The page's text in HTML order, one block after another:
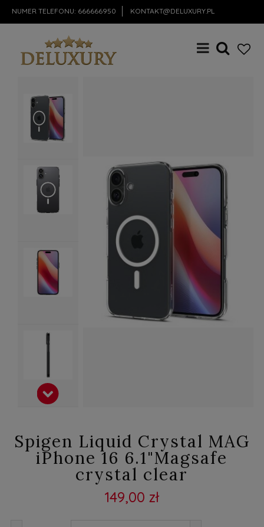
NUMER TELEFONU: 666666950 KONTAKT@DELUXURY.PL
Spigen Liquid Crystal MAG
iPhone 16 6.1"Magsafe
crystal clear
149,00 zł